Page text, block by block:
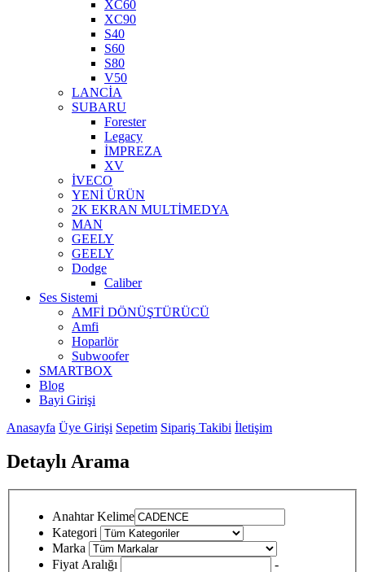
XC60
XC90
S40
S60
S80
V50
LANCİA
SUBARU
Forester
Legacy
İMPREZA
XV
İVECO
YENİ ÜRÜN
2K EKRAN MULTİMEDYA
MAN
GEELY
GEELY
Dodge
Caliber
Ses Sistemi
AMFİ DÖNÜŞTÜRÜCÜ
Amfi
Hoparlör
Subwoofer
SMARTBOX
Blog
Bayi Girişi
Anasayfa Üye Girişi Sepetim Sipariş Takibi İletişim
Detaylı Arama
Anahtar Kelime
Kategori
Marka
Fiyat Aralığı
-